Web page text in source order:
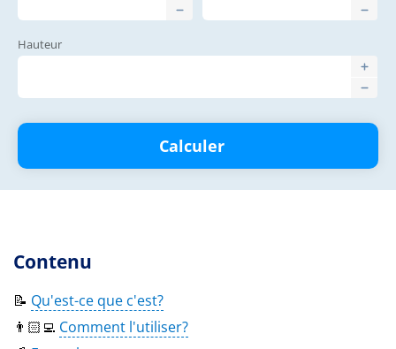
Hauteur
Calculer
Contenu
📝 Qu'est-ce que c'est?
👨🏻‍💻 Comment l'utiliser?